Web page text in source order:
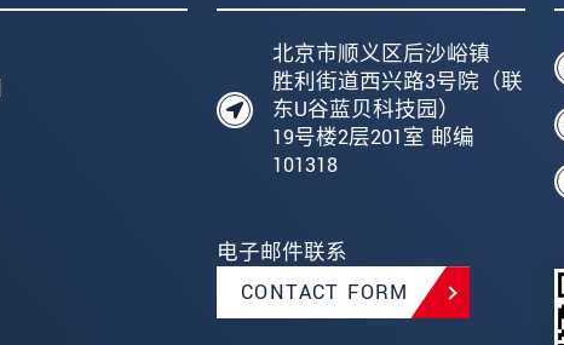
北京市顺义区后沙峪镇
胜利街道西兴路3号院（联
东U谷蓝贝科技园）
19号楼2层201室 邮编
101318
电子邮件联系
CONTACT FORM